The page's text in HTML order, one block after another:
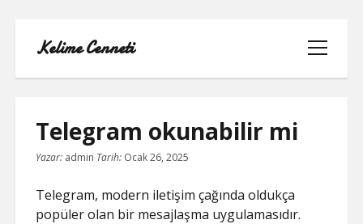
Kelime Cenneti
menüyü
aç
REELS YORUM YÜKLEME PARASIZ
Telegram okunabilir mi
Yazar: admin Tarih: Ocak 26, 2025
Telegram, modern iletişim çağında oldukça
popüler olan bir mesajlaşma uygulamasıdır.